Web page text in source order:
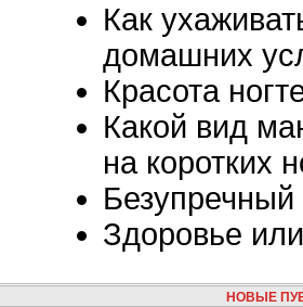
Как
домашних
Красота
Какой вид
на коротких
Здоровье
НОВЫЕ